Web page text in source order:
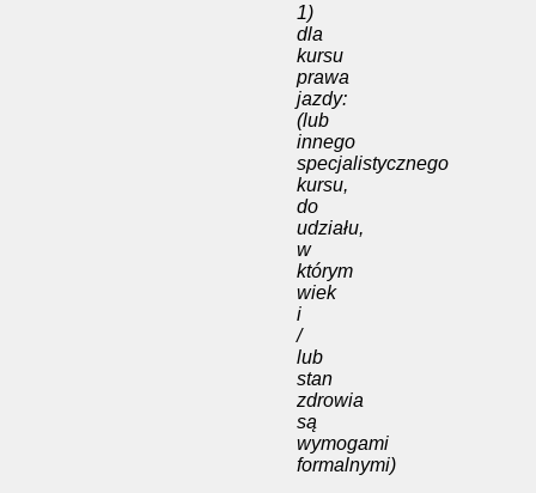
1)
dla
kursu
prawa
jazdy:
(lub
innego
specjalistycznego
kursu,
do
udziału,
w
którym
wiek
i
/
lub
stan
zdrowia
są
wymogami
formalnymi)